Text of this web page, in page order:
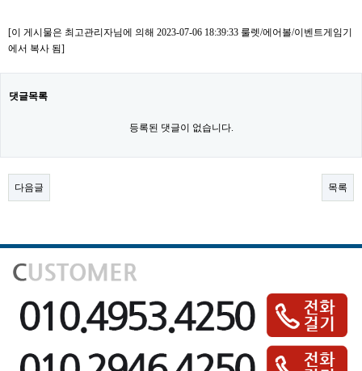
[이 게시물은 최고관리자님에 의해 2023-07-06 18:39:33 룰렛/에어볼/이벤트게임기
에서 복사 됨]
댓글목록
등록된 댓글이 없습니다.
다음글 목록